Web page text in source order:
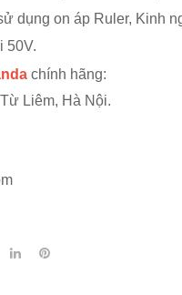
dụng on áp Ruler, Kinh
50V.
chính hãng:
Liêm, Hà Nội.